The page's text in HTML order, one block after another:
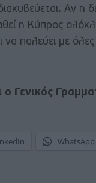
Αν η
η Κύπρος
να παλεύει με
ο Γενικός
WhatsApp